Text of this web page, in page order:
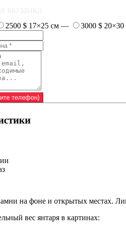
2500 $ 17×25 см — 3000 $
на фоне и открытых местах.
вес янтаря в картинах: